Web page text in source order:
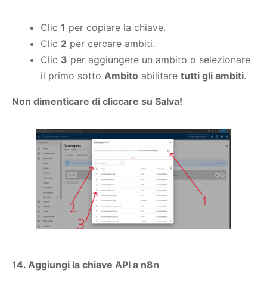
Clic 1 per copiare la chiave.
Clic 2 per cercare ambiti.
Clic 3 per aggiungere un ambito o selezionare
il primo sotto Ambito abilitare tutti gli ambiti.
Non dimenticare di cliccare su Salva!
14. Aggiungi la chiave API a n8n